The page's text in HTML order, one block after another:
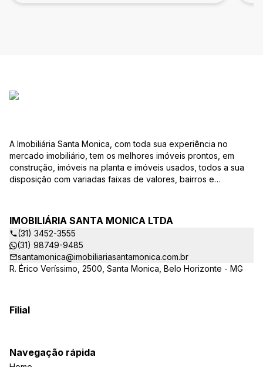
A Imobiliária Santa Monica, com toda sua experiência no
mercado imobiliário, tem os melhores imóveis prontos, em
construção, imóveis na planta e imóveis usados, todos a sua
disposição com variadas faixas de valores, bairros e
ao CRECI-EE – estarão sempre prontos para responder-lhe
todas as suas dúvidas sobre casas, apartamentos, terrenos,
salas comerciais e outros produtos imobiliários. Quais
vantagens que a Imobiliária Santa Monica lhe proporciona?
Parcerias com várias construtoras da sua cidade;
Acompanhamento e encaminhamento do financiamento
principais portais de imóveis; Análise da capacidade de
procurar meu imóvel? A Imobiliária Santa Monica possui
IMOBILIÁRIA SANTA MONICA LTDA
(31) 3452-3555
(31) 98749-9485
santamonica@imobiliariasantamonica.com.br
R. Érico Veríssimo, 2500, Santa Monica, Belo Horizonte - MG
Filial
Navegação rápida